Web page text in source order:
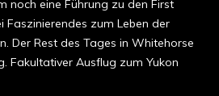
noch eine Führung zu den First
Faszinierendes zum Leben der
Der Rest des Tages in Whitehorse
Fakultativer Ausflug zum Yukon